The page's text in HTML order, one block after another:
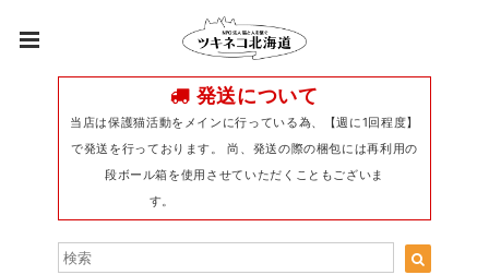
発送について
当店は保護猫活動をメインに行っている為、【週に1回程度】
で発送を行っております。 尚、発送の際の梱包には再利用の
段ボール箱を使用させていただくこともございま
す。